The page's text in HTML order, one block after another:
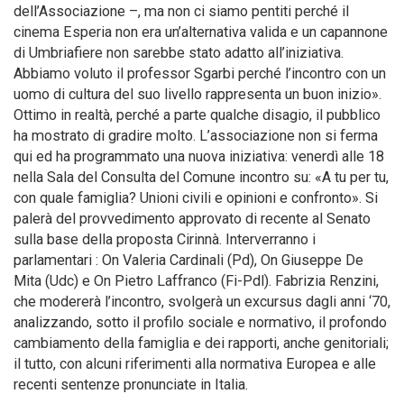
dell’Associazione –, ma non ci siamo pentiti perché il
cinema Esperia non era un’alternativa valida e un capannone
di Umbriafiere non sarebbe stato adatto all’iniziativa.
Abbiamo voluto il professor Sgarbi perché l’incontro con un
uomo di cultura del suo livello rappresenta un buon inizio».
Ottimo in realtà, perché a parte qualche disagio, il pubblico
ha mostrato di gradire molto. L’associazione non si ferma
qui ed ha programmato una nuova iniziativa: venerdì alle 18
nella Sala del Consulta del Comune incontro su: «A tu per tu,
con quale famiglia? Unioni civili e opinioni e confronto». Si
palerà del provvedimento approvato di recente al Senato
sulla base della proposta Cirinnà. Interverranno i
parlamentari : On Valeria Cardinali (Pd), On Giuseppe De
Mita (Udc) e On Pietro Laffranco (Fi-Pdl). Fabrizia Renzini,
che modererà l’incontro, svolgerà un excursus dagli anni ‘70,
analizzando, sotto il profilo sociale e normativo, il profondo
cambiamento della famiglia e dei rapporti, anche genitoriali;
il tutto, con alcuni riferimenti alla normativa Europea e alle
recenti sentenze pronunciate in Italia.